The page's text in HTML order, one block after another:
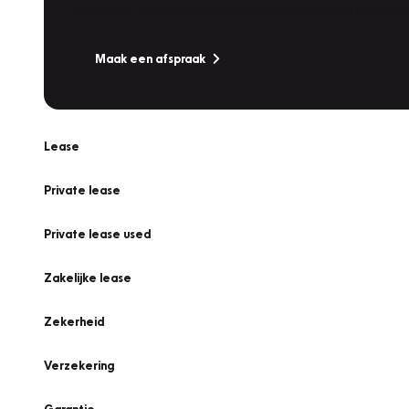
Maak een afspraak
Lease
Private lease
Private lease used
Zakelijke lease
Zekerheid
Verzekering